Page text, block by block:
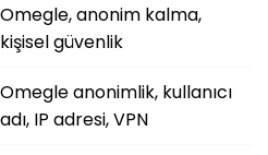
Omegle, anonim kalma,
kişisel güvenlik
Omegle anonimlik, kullanıcı
adı, IP adresi, VPN